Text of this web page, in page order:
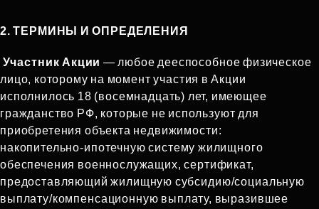
2. ТЕРМИНЫ И ОПРЕДЕЛЕНИЯ
Участник Акции — любое дееспособное физическое
лицо, которому на момент участия в Акции
исполнилось 18 (восемнадцать) лет, имеющее
гражданство РФ, которые не используют для
приобретения объекта недвижимости:
накопительно‑ипотечную систему жилищного
обеспечения военнослужащих, сертификат,
предоставляющий жилищную субсидию/социальную
выплату/компенсационную выплату, выразившее